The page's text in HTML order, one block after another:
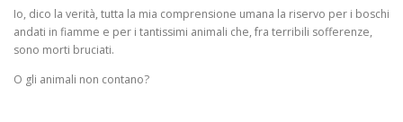
Io, dico la verità, tutta la mia comprensione umana la riservo per i boschi
andati in fiamme e per i tantissimi animali che, fra terribili sofferenze,
sono morti bruciati.
O gli animali non contano?